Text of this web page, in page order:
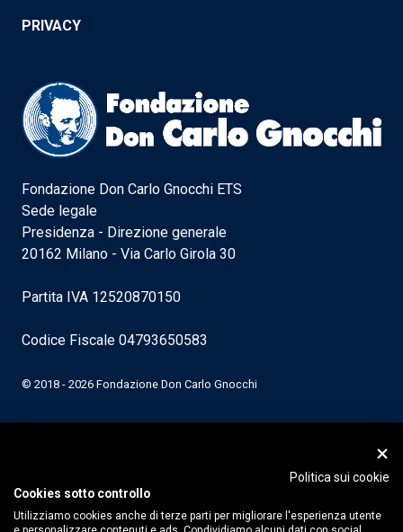
PRIVACY
Fondazione Don Carlo Gnocchi ETS
Sede legale
Presidenza - Direzione generale
20162 Milano - Via Carlo Girola 30
Partita IVA 12520870150
Codice Fiscale 04793650583
© 2018 - 2026 Fondazione Don Carlo Gnocchi
Politica sui cookie
Cookies sotto controllo
Utilizziamo cookies anche di terze parti per migliorare l'esperienza utente